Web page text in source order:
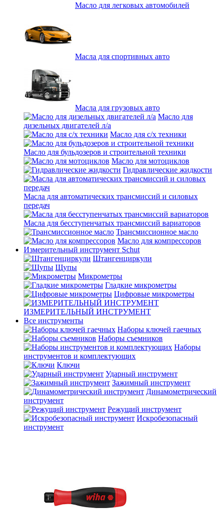
Масло для легковых автомобилей
Масла для спортивных авто
Масла для грузовых авто
Масло для
дизельных двигателей л/а
Масло для с/х техники
Масло для бульдозеров и строительной техники
Масло для мотоциклов
Гидравлические жидкости
Масла для автоматических трансмиссий и силовых
передач
Масла для бесступенчатых трансмиссий вариаторов
Трансмиссионное масло
Масло для компрессоров
Измерительный инструмент Schut
Штангенциркули
Щупы
Микрометры
Гладкие микрометры
Цифровые микрометры
ИЗМЕРИТЕЛЬНЫЙ ИНСТРУМЕНТ
Все инструменты
Наборы ключей гаечных
Наборы съемников
Наборы
инструментов и комплектующих
Ключи
Ударный инструмент
Зажимный инструмент
Динамометрический
инструмент
Режущий инструмент
Искробезопасный
инструмент